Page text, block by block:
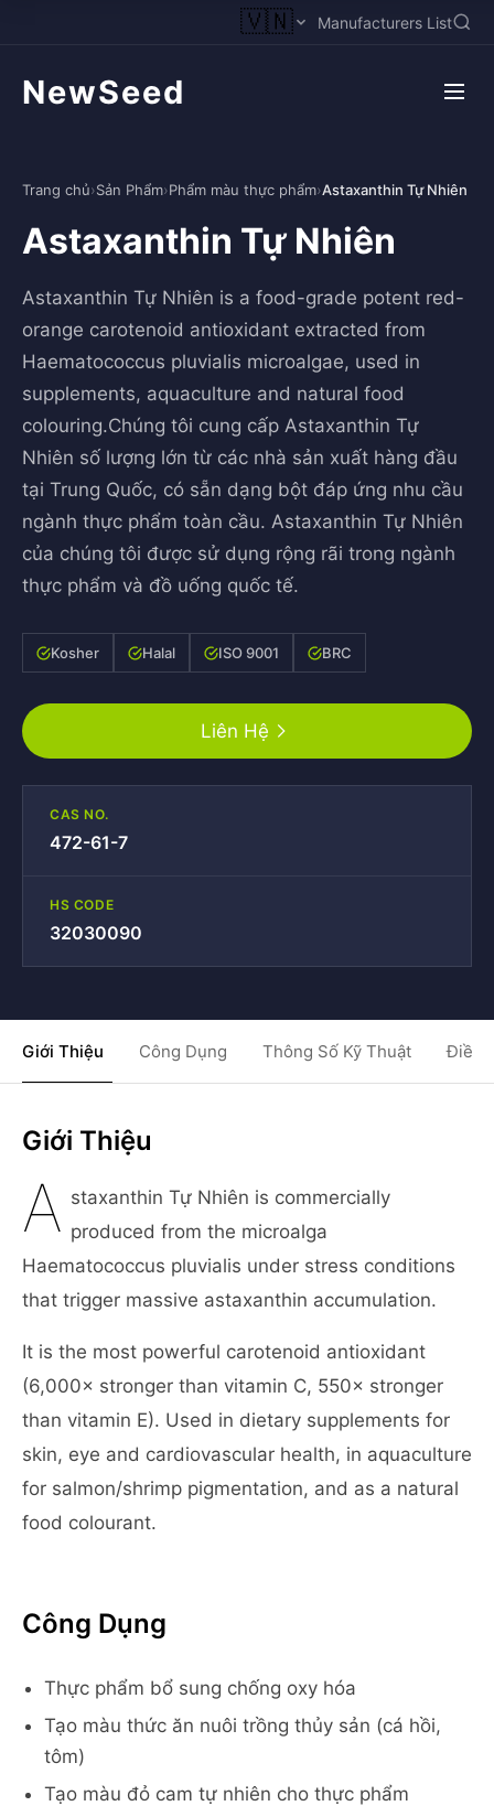
🇻🇳 Manufacturers List
NewSeed
Trang chủ›Sản Phẩm›Phẩm màu thực phẩm›Astaxanthin Tự Nhiên
Astaxanthin Tự Nhiên
Astaxanthin Tự Nhiên is a food-grade potent red-
orange carotenoid antioxidant extracted from
Haematococcus pluvialis microalgae, used in
supplements, aquaculture and natural food
colouring.Chúng tôi cung cấp Astaxanthin Tự
Nhiên số lượng lớn từ các nhà sản xuất hàng đầu
tại Trung Quốc, có sẵn dạng bột đáp ứng nhu cầu
ngành thực phẩm toàn cầu. Astaxanthin Tự Nhiên
của chúng tôi được sử dụng rộng rãi trong ngành
thực phẩm và đồ uống quốc tế.
Kosher Halal ISO 9001 BRC
Liên Hệ
CAS NO.
472-61-7
HS CODE
32030090
Giới Thiệu Công Dụng Thông Số Kỹ Thuật Điều
Giới Thiệu
A staxanthin Tự Nhiên is commercially
produced from the microalga
Haematococcus pluvialis under stress conditions
that trigger massive astaxanthin accumulation.
It is the most powerful carotenoid antioxidant
(6,000× stronger than vitamin C, 550× stronger
than vitamin E). Used in dietary supplements for
skin, eye and cardiovascular health, in aquaculture
for salmon/shrimp pigmentation, and as a natural
food colourant.
Công Dụng
Thực phẩm bổ sung chống oxy hóa
Tạo màu thức ăn nuôi trồng thủy sản (cá hồi,
tôm)
Tạo màu đỏ cam tự nhiên cho thực phẩm